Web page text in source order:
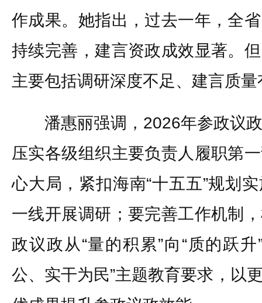
作成果。她指出，过去一年，全
持续完善，建言资政成效显著。
主要包括调研深度不足、建言质
潘惠丽强调，2026年参政议政
压实各级组织主要负责人履职第
心大局，紧扣海南“十五五”规划
一线开展调研；要完善工作机制
政议政从“量的积累”向“质的跃
公、实干为民”主题教育要求，以